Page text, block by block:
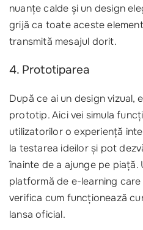
nuanțe calde și un design
grijă ca toate aceste
transmită mesajul dorit.
4. Prototiparea
După ce ai un design vizual,
prototip. Aici vei simula
utilizatorilor o experiență
la testarea ideilor și pot
înainte de a ajunge pe piață.
platformă de e-learning
verifica cum funcționează
lansa oficial.